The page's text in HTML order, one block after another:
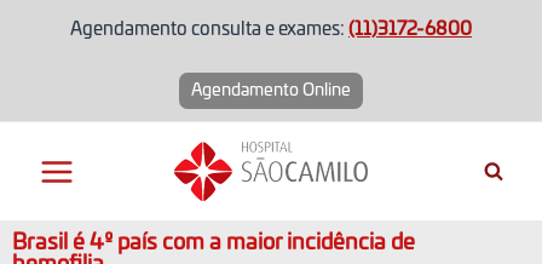
Agendamento consulta e exames: (11)3172-6800
Agendamento Online
Brasil é 4º país com a maior incidência de